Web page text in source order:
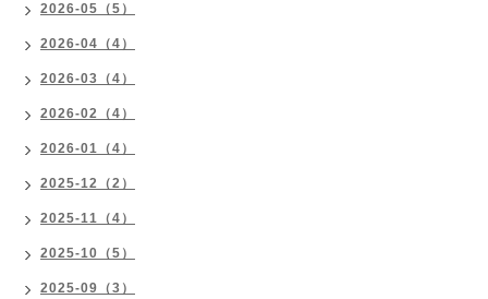
2026-05（5）
2026-04（4）
2026-03（4）
2026-02（4）
2026-01（4）
2025-12（2）
2025-11（4）
2025-10（5）
2025-09（3）